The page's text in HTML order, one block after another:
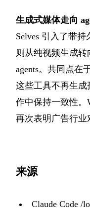
生成式媒体走向
Selves 引入了带
则从纯视频生成
agents。共同点在
这些工具不再生
作中保持一致性。
再次表明广告行业
来源
Claude Code /